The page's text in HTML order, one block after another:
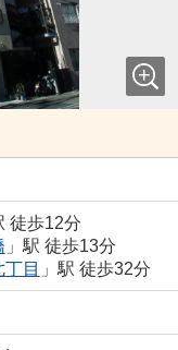
徒歩12分
」駅 徒歩13分
目 」駅 徒歩32分